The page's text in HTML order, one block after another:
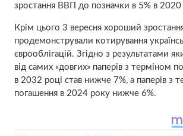
зростання ВВП до позначки в 5% в 2020
Крім цього 3 вересня хороший
продемонстрували котирування
єврооблігацій. Згідно з результатами
від самих «довгих» паперів з терміном
в 2032 році став нижче 7%, а паперів з
погашення в 2024 року нижче 6%.